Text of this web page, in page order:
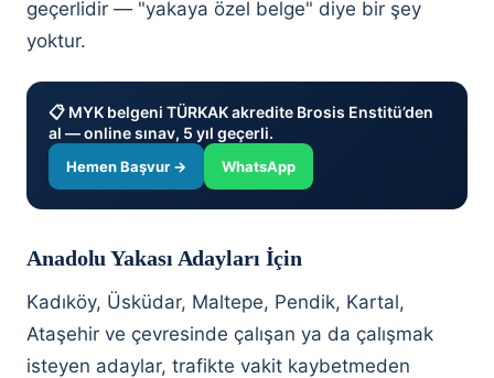
geçerlidir — "yakaya özel belge" diye bir şey
yoktur.
📋 MYK belgeni TÜRKAK akredite Brosis Enstitü’den
al — online sınav, 5 yıl geçerli.
Hemen Başvur → WhatsApp
Anadolu Yakası Adayları İçin
Kadıköy, Üsküdar, Maltepe, Pendik, Kartal,
Ataşehir ve çevresinde çalışan ya da çalışmak
isteyen adaylar, trafikte vakit kaybetmeden